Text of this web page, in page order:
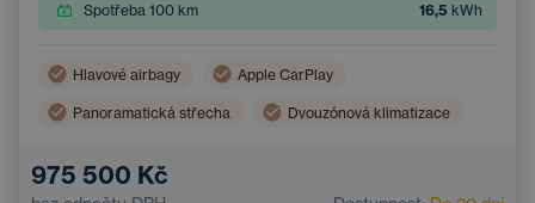
Spotřeba 100 km 16,5 kWh
Hlavové airbagy Apple CarPlay
Panoramatická střecha Dvouzónová klimatizace
Automatická klimatizace
975 500 Kč